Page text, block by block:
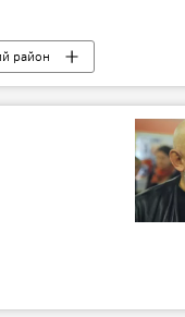
район
Мониторинг птицы